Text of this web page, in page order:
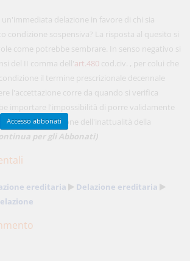
un'immediata delazione in favore di chi sia
condizione sospensiva? La risposta al quesito si
come potrebbe sembrare. In senso negativo si
del II comma dell'art.480 cod.civ. , per colui che
il termine prescrizionale decennale
l'accettazione corre da quando si verifica
importare l'impossibilità di porre validamente
a cagione dell'inattualità della
per gli Abbonati)
ereditaria
Delazione ereditaria
48,00 € MENSILI
Acquista ora
Accesso abbonati